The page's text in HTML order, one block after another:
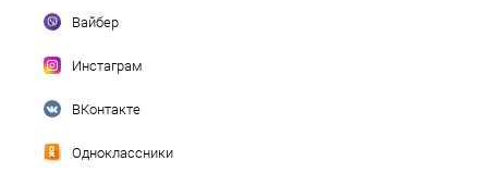
Вайбер
Инстаграм
ВКонтакте
Одноклассники